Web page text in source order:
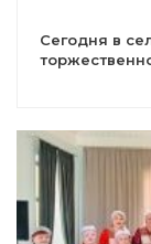
Сегодня в